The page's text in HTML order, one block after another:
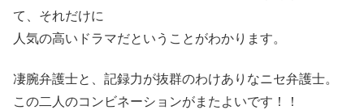
て、それだけに
人気の高いドラマだということがわかります。
凄腕弁護士と、記録力が抜群のわけありなニセ弁護士。
この二人のコンビネーションがまたよいです！！